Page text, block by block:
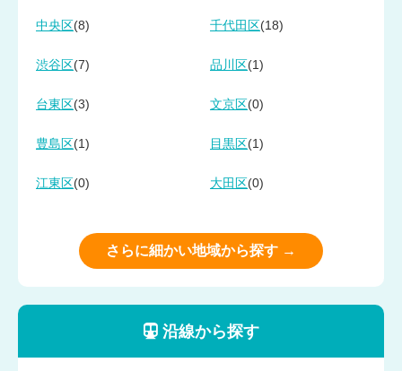
中央区 (8) 千代田区 (18)
渋谷区 (7) 品川区 (1)
台東区 (3) 文京区 (0)
豊島区 (1) 目黒区 (1)
江東区 (0) 大田区 (0)
さらに細かい地域から探す →
沿線から探す